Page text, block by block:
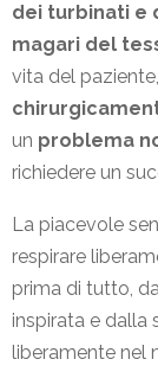
dei turbinati e
magari del
vita del
un problema
richiedere un
La piacevole
respirare
prima di tutto,
inspirata e dalla
liberamente nel